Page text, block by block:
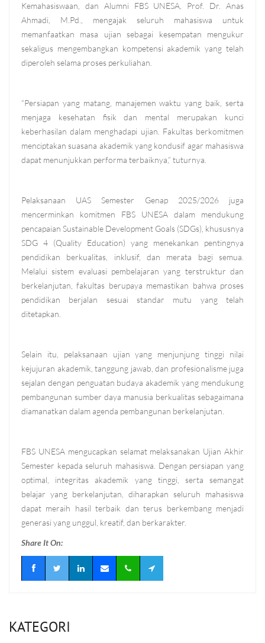
Kemahasiswaan, dan Alumni FBS UNESA, Prof. Dr. Anas
Ahmadi, M.Pd., mengajak seluruh mahasiswa untuk
memanfaatkan masa ujian sebagai kesempatan mengukur
sekaligus mengembangkan kompetensi akademik yang telah
diperoleh selama proses perkuliahan.
“Persiapan yang matang, manajemen waktu yang baik, serta
menjaga kesehatan fisik dan mental merupakan kunci
keberhasilan dalam menghadapi ujian. Fakultas berkomitmen
menciptakan suasana akademik yang kondusif agar mahasiswa
dapat menunjukkan performa terbaiknya,” tuturnya.
Pelaksanaan UAS Semester Genap 2025/2026 juga
mencerminkan komitmen FBS UNESA dalam mendukung
pencapaian Sustainable Development Goals (SDGs), khususnya
SDG 4 (Quality Education) yang menekankan pentingnya
pendidikan berkualitas, inklusif, dan merata bagi semua.
Melalui sistem evaluasi pembelajaran yang terstruktur dan
berkelanjutan, fakultas berupaya memastikan bahwa proses
pendidikan berjalan sesuai standar mutu yang telah
ditetapkan.
Selain itu, pelaksanaan ujian yang menjunjung tinggi nilai
kejujuran akademik, tanggung jawab, dan profesionalisme juga
sejalan dengan penguatan budaya akademik yang mendukung
pembangunan sumber daya manusia berkualitas sebagaimana
diamanatkan dalam agenda pembangunan berkelanjutan.
FBS UNESA mengucapkan selamat melaksanakan Ujian Akhir
Semester kepada seluruh mahasiswa. Dengan persiapan yang
optimal, integritas akademik yang tinggi, serta semangat
belajar yang berkelanjutan, diharapkan seluruh mahasiswa
dapat meraih hasil terbaik dan terus berkembang menjadi
generasi yang unggul, kreatif, dan berkarakter.
Share It On:
KATEGORI